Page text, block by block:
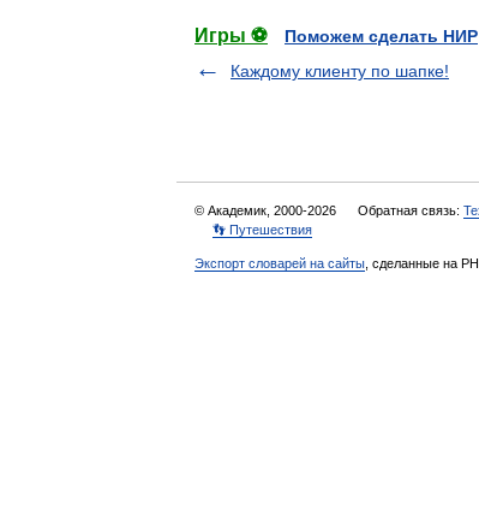
Игры ⚽
Поможем сделать НИР
Каждому клиенту по шапке!
© Академик, 2000-2026 Обратная связь:
👣 Путешествия
Экспорт словарей на сайты , сделанные на